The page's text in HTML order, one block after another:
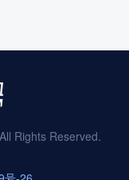
Rights Reserved.